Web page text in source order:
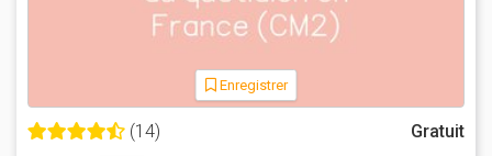
Enregistrer
(14)
Gratuit